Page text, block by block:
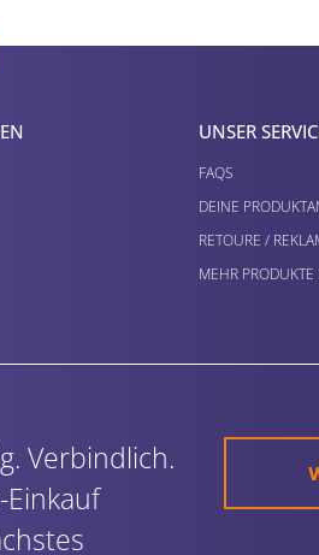
UNSER
FAQS
DEINE
RETOURE /
MEHR PRODUKTE
Verbindlich.